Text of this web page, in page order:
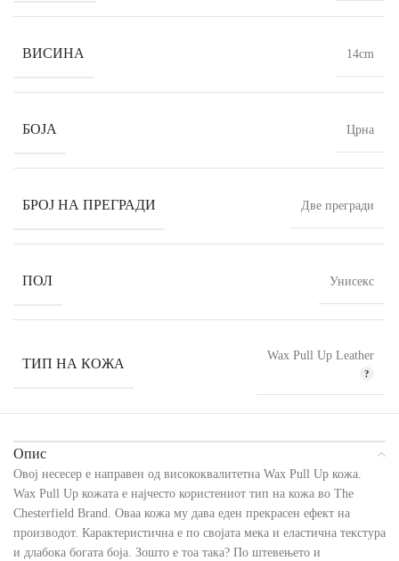
ВИСИНА 14cm
БОЈА Црна
БРОЈ НА ПРЕГРАДИ Две прегради
ПОЛ Унисекс
ТИП НА КОЖА Wax Pull Up Leather
Опис
Овој несесер е направен од висококвалитетна Wax Pull Up кожа.
Wax Pull Up кожата е најчесто користениот тип на кожа во The
Chesterfield Brand. Оваа кожа му дава еден прекрасен ефект на
производот. Карактеристична е по својата мека и еластична текстура
и длабока богата боја. Зошто е тоа така? По штевењето и